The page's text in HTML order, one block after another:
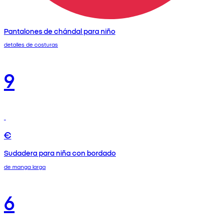
Pantalones de chándal para niño
detalles de costuras
9
€
Sudadera para niña con bordado
de manga larga
6